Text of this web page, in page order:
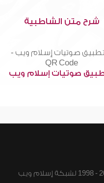
شرح متن الشاطبية
صوتيات إسلام ويب